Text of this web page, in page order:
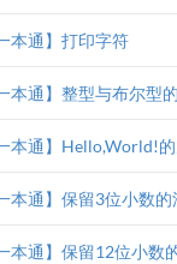
本通】打印字符
本通】整型与布尔型
本通】Hello,World!
本通】保留3位小数
本通】保留12位小数